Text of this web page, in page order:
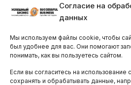
Согласие на
данных
Мы используем файлы cookie, чтобы
был удобнее для вас. Они помогают
понимать, как вы пользуетесь сайтом.
Если вы согласитесь на
сохранять и обрабатывать данные,
Бизнес-клубы и ассоциации
Остальные новости
АНАЛИТИКА И
ARTICLES IN ENGLISH